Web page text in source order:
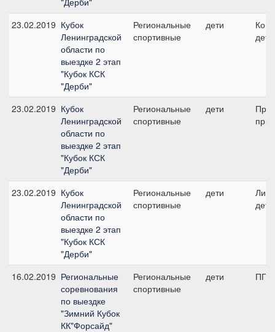
23.02.2019 Кубок
Ленинградской
области по
выездке 2 этап
"Кубок КСК
"Дерби"
Региональные
спортивные
дети
дети
23.02.2019 Кубок
Ленинградской
области по
выездке 2 этап
"Кубок КСК
"Дерби"
Региональные
спортивные
дети
23.02.2019 Кубок
Ленинградской
области по
выездке 2 этап
"Кубок КСК
"Дерби"
Региональные
спортивные
дети
дети
16.02.2019 Региональные
соревнования
по выездке
"Зимний Кубок
КК"Форсайд"
Региональные
спортивные
дети ПП